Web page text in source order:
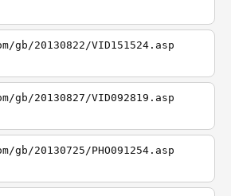
20130822/VID151524.asp
20130827/VID092819.asp
20130725/PHO091254.asp